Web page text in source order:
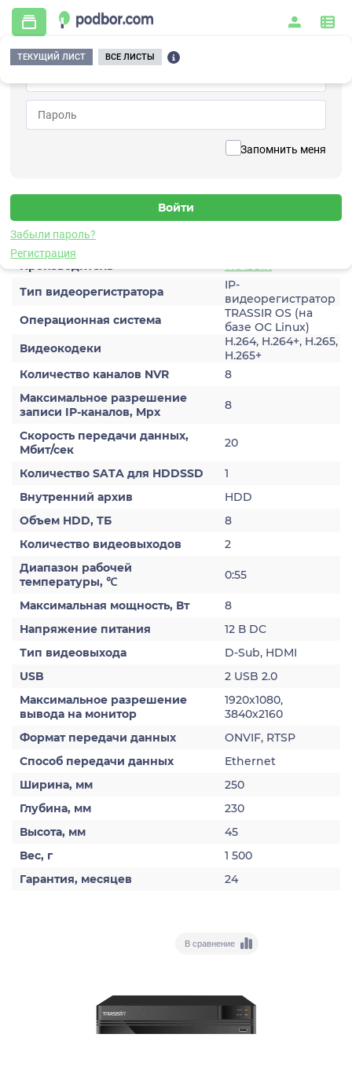
Запомнить меня
Забыли пароль?
Регистрация
ТЕКУЩИЙ ЛИСТ ВСЕ ЛИСТЫ
Главная / Видеонаблюдение / Регистраторы / TRASSIR TR-N1108
Вернуться к списку
Регистратор
Характеристики
Производитель
TRASSIR
Тип видеорегистратора
IP-
видеорегистратор
Операционная система
TRASSIR OS (на
базе ОС Linux)
Видеокодеки
H.264, H.264+, H.265,
H.265+
Количество каналов NVR
8
Максимальное разрешение
записи IP-каналов, Mpx
8
Скорость передачи данных,
Мбит/сек
20
Количество SATA для HDDSSD
1
Внутренний архив
HDD
Объем HDD, ТБ
8
Количество видеовыходов
2
Диапазон рабочей
температуры, ℃
0:55
Максимальная мощность, Вт
8
Напряжение питания
12 В DC
Тип видеовыхода
D-Sub, HDMI
USB
2 USB 2.0
Максимальное разрешение
вывода на монитор
1920x1080,
3840x2160
Формат передачи данных
ONVIF, RTSP
Способ передачи данных
Ethernet
Ширина, мм
250
Глубина, мм
230
Высота, мм
45
Вес, г
1 500
Гарантия, месяцев
24
В сравнение